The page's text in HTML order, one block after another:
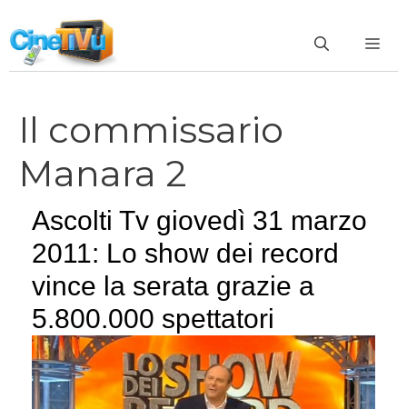
al
contenuto
Il commissario
Manara 2
Ascolti Tv giovedì 31 marzo
2011: Lo show dei record
vince la serata grazie a
5.800.000 spettatori